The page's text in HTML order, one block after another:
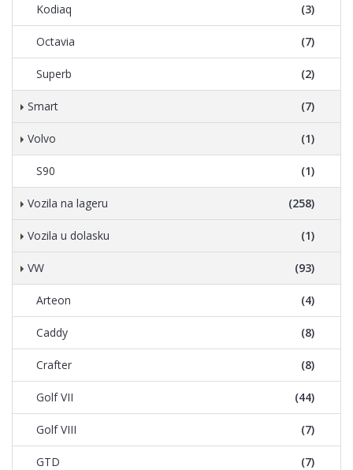
Kodiaq (3)
Octavia (7)
Superb (2)
Smart (7)
Volvo (1)
S90 (1)
Vozila na lageru (258)
Vozila u dolasku (1)
VW (93)
Arteon (4)
Caddy (8)
Crafter (8)
Golf VII (44)
Golf VIII (7)
GTD (7)